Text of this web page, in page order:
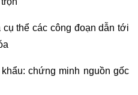
cụ thể các công đoạn dẫn tới
chứng minh nguồn gốc